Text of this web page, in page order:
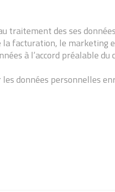
traitement des ses
la facturation, le marketing
à l’accord préalable
données personnelles